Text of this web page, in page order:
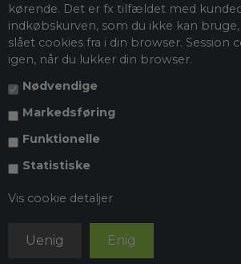
kørende. Det er fx tilfældet med
indkøbskurven, som du ikke kan bruge,
slået cookies fra i din browser. Session
igen, når du lukker din browser.
Nødvendige
Markedsføring
Funktionelle
Statistiske
Vis cookie detaljer
Tilmeld mig
*Ved at tilmelde dig vores nyhedsbrev accepterer du
markedsføring via e-mail og spore din adfærd, når
helst.